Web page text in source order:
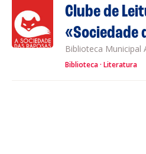
Clube de
«Sociedade
Biblioteca Municipal
Biblioteca Literatura